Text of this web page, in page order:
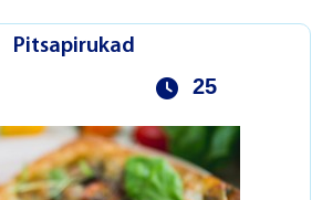
Pitsapirukad
25